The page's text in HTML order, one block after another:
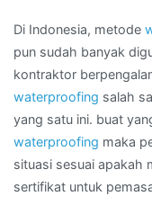
di
Daerah
METRO
Di Indonesia, metode
pun sudah banyak
kontraktor
waterproofing salah
yang satu ini. buat
waterproofing maka
situasi sesuai apakah
sertifikat untuk